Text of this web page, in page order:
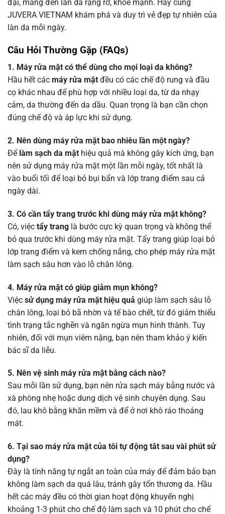
đại, mang đến làn da rạng rỡ, khỏe mạnh. Hãy cùng
JUVERA VIETNAM khám phá và duy trì vẻ đẹp tự nhiên của
làn da mỗi ngày.
Câu Hỏi Thường Gặp (FAQs)
1. Máy rửa mặt có thể dùng cho mọi loại da không?
Hầu hết các máy rửa mặt đều có các chế độ rung và đầu
cọ khác nhau để phù hợp với nhiều loại da, từ da nhạy
cảm, da thường đến da dầu. Quan trọng là bạn cần chọn
đúng chế độ và áp lực khi sử dụng.
2. Nên dùng máy rửa mặt bao nhiêu lần một ngày?
Để làm sạch da mặt hiệu quả mà không gây kích ứng, bạn
nên sử dụng máy rửa mặt một lần mỗi ngày, tốt nhất là
vào buổi tối để loại bỏ bụi bẩn và lớp trang điểm sau cả
ngày dài.
3. Có cần tẩy trang trước khi dùng máy rửa mặt không?
Có, việc tẩy trang là bước cực kỳ quan trọng và không thể
bỏ qua trước khi dùng máy rửa mặt. Tẩy trang giúp loại bỏ
lớp trang điểm và kem chống nắng, cho phép máy rửa mặt
làm sạch sâu hơn vào lỗ chân lông.
4. Máy rửa mặt có giúp giảm mụn không?
Việc sử dụng máy rửa mặt hiệu quả giúp làm sạch sâu lỗ
chân lông, loại bỏ bã nhờn và tế bào chết, từ đó giảm thiểu
tình trạng tắc nghẽn và ngăn ngừa mụn hình thành. Tuy
nhiên, đối với mụn viêm nặng, bạn nên tham khảo ý kiến
bác sĩ da liễu.
5. Nên vệ sinh máy rửa mặt bằng cách nào?
Sau mỗi lần sử dụng, bạn nên rửa sạch máy bằng nước và
xà phòng nhẹ hoặc dung dịch vệ sinh chuyên dụng. Sau
đó, lau khô bằng khăn mềm và để ở nơi khô ráo thoáng
mát.
6. Tại sao máy rửa mặt của tôi tự động tắt sau vài phút sử
dụng?
Đây là tính năng tự ngắt an toàn của máy để đảm bảo bạn
không làm sạch da quá lâu, tránh gây tổn thương da. Hầu
hết các máy đều có thời gian hoạt động khuyến nghị
khoảng 1-3 phút cho chế độ làm sạch và 10 phút cho chế